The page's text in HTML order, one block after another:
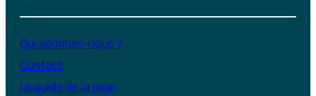
Qui sommes-nous ?
Contact
Le guide de la pige